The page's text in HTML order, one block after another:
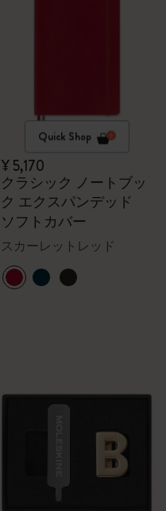
Quick Shop
¥ 5,170
クラシック ノートブッ
ク エクスパンデッド
ソフトカバー
スカーレットレッド